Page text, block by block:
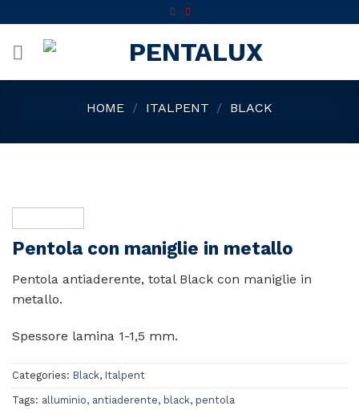
to
content
HOME / ITALPENT / BLACK
Pentola con maniglie in metallo
Pentola antiaderente, total Black con maniglie in
metallo.
Spessore lamina 1-1,5 mm.
Categories: Black, Italpent
Tags: alluminio, antiaderente, black, pentola